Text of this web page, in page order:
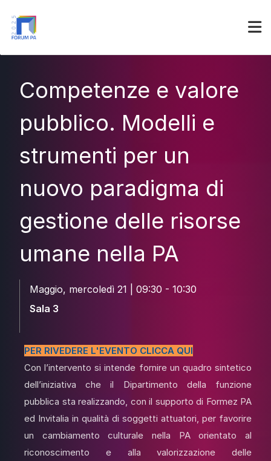
Competenze e valore
pubblico. Modelli e
strumenti per un
nuovo paradigma di
gestione delle risorse
umane nella PA
Maggio, mercoledì 21 | 09:30 - 10:30
Sala 3
PER RIVEDERE L'EVENTO CLICCA QUI
Con l’intervento si intende fornire un quadro sintetico
dell’iniziativa che il Dipartimento della funzione
pubblica sta realizzando, con il supporto di Formez PA
ed Invitalia in qualità di soggetti attuatori, per favorire
un cambiamento culturale nella PA orientato al
riconoscimento e alla valorizzazione delle